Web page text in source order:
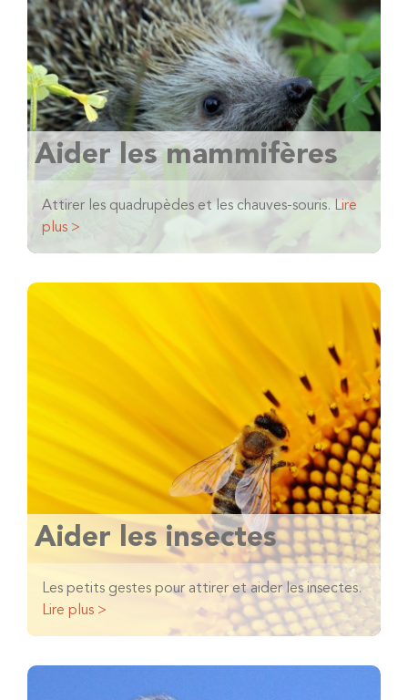
Aider les mammifères
Attirer les quadrupèdes et les chauves-souris. Lire
plus >
Aider les insectes
Les petits gestes pour attirer et aider les insectes.
Lire plus >